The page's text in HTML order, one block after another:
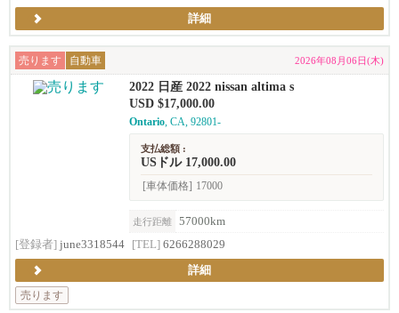
詳細
売ります 自動車 2026年08月06日(木)
2022 日産 2022 nissan altima s
USD $17,000.00
Ontario, CA, 92801-
支払総額 :
USドル 17,000.00
[車体価格] 17000
走行距離
57000km
[登録者] june3318544 [TEL] 6266288029
詳細
売ります